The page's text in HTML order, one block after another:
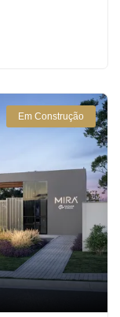
Em Construção